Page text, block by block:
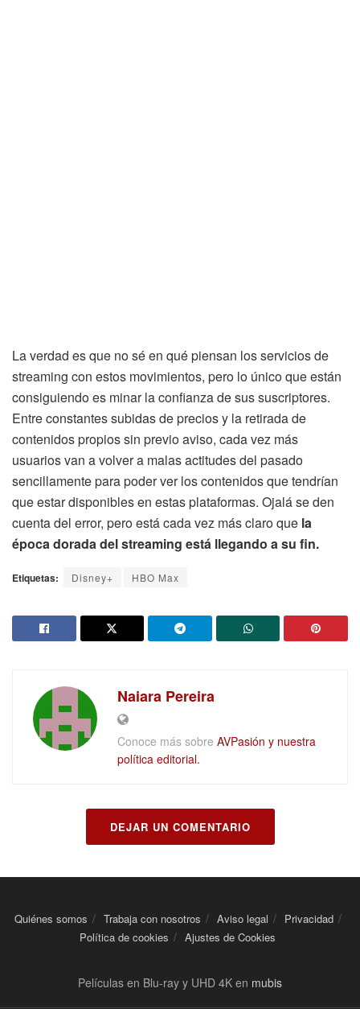
La verdad es que no sé en qué piensan los servicios de
streaming con estos movimientos, pero lo único que están
consiguiendo es minar la confianza de sus suscriptores.
Entre constantes subidas de precios y la retirada de
contenidos propios sin previo aviso, cada vez más
usuarios van a volver a malas actitudes del pasado
sencillamente para poder ver los contenidos que tendrían
que estar disponibles en estas plataformas. Ojalá se den
cuenta del error, pero está cada vez más claro que la
época dorada del streaming está llegando a su fin.
Etiquetas: Disney+ HBO Max
Naiara Pereira
Conoce más sobre AVPasión y nuestra
política editorial.
DEJAR UN COMENTARIO
Quiénes somos Trabaja con nosotros Aviso legal
Privacidad
Política de cookies
Ajustes de Cookies
Películas en Blu-ray y UHD 4K en mubis